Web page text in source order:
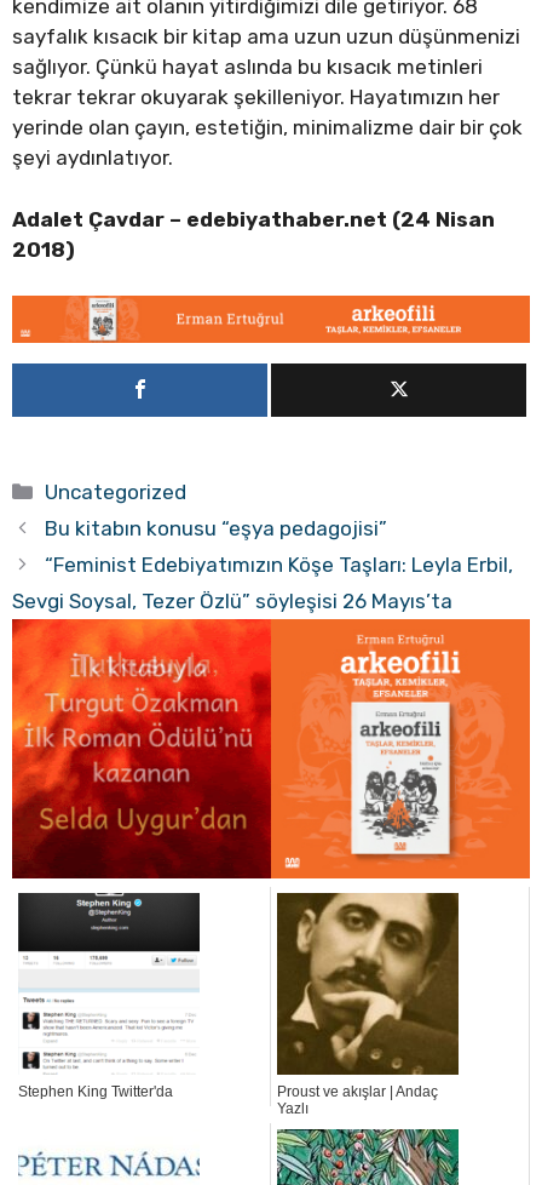
kendimize ait olanın yitirdiğimizi dile getiriyor. 68
sayfalık kısacık bir kitap ama uzun uzun düşünmenizi
sağlıyor. Çünkü hayat aslında bu kısacık metinleri
tekrar tekrar okuyarak şekilleniyor. Hayatımızın her
yerinde olan çayın, estetiğin, minimalizme dair bir çok
şeyi aydınlatıyor.
Adalet Çavdar – edebiyathaber.net (24 Nisan
2018)
Kategoriler
Uncategorized
Bu kitabın konusu “eşya pedagojisi”
“Feminist Edebiyatımızın Köşe Taşları: Leyla Erbil,
Sevgi Soysal, Tezer Özlü” söyleşisi 26 Mayıs’ta
Stephen King Twitter'da
Proust ve akışlar | Andaç
Yazlı